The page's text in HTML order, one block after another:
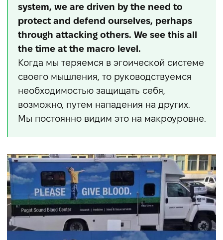
system, we are driven by the need to
protect and defend ourselves, perhaps
through attacking others. We see this all
the time at the macro level.
Когда мы теряемся в эгоической системе
своего мышления, то руководствуемся
необходимостью защищать себя,
возможно, путем нападения на других.
Мы постоянно видим это на макроуровне.